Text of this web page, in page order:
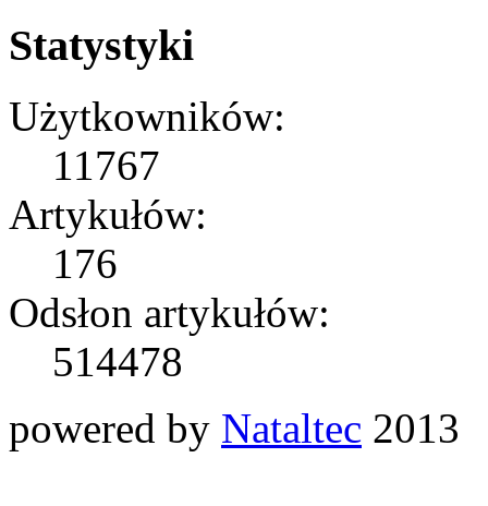
Statystyki
Użytkowników:
11767
Artykułów:
176
Odsłon artykułów:
514478
powered by Nataltec 2013